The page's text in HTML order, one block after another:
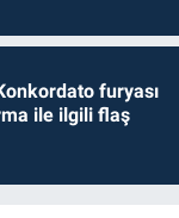
furyası
ile ilgili flaş